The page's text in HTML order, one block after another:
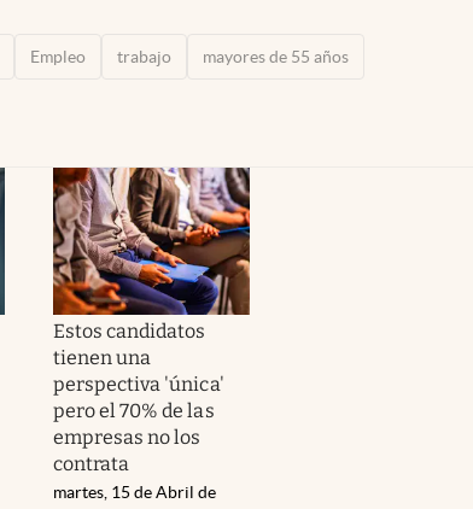
Empleo trabajo mayores de 55 años
Estos candidatos
tienen una
perspectiva 'única'
pero el 70% de las
empresas no los
contrata
martes, 15 de Abril de